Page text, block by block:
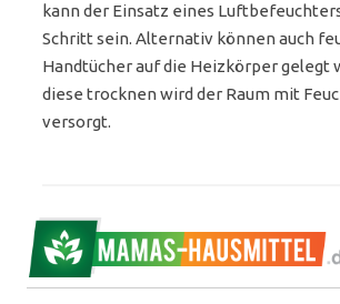
kann der Einsatz eines
Schritt sein. Alternativ können auch
Handtücher auf die Heizkörper gelegt
diese trocknen wird der Raum mit
versorgt.